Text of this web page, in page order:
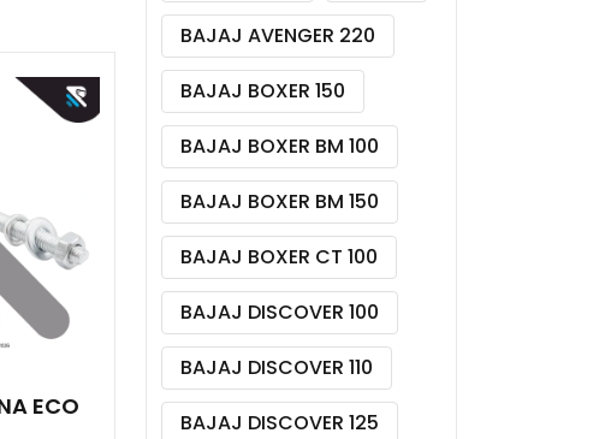
ECO
BAJAJ AVENGER 220
BAJAJ BOXER 150
BAJAJ BOXER BM 100
BAJAJ BOXER BM 150
BAJAJ BOXER CT 100
BAJAJ DISCOVER 100
BAJAJ DISCOVER 110
BAJAJ DISCOVER 125